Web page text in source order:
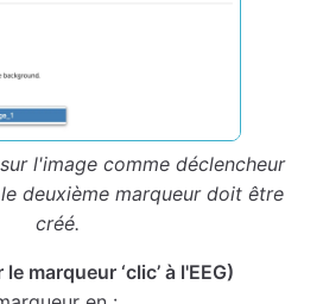
l'image comme déclencheur
deuxième marqueur doit être
créé.
marqueur ‘clic’ à l'EEG)